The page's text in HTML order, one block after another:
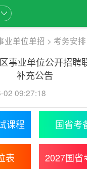
业单位单招 > 考务安排
事业单位公开招聘
补充公告
02 09:27:18
课程 国省考
表 2027国省